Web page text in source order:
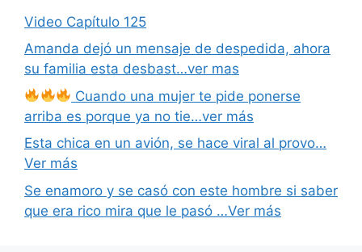
Video Capítulo 125
Amanda dejó un mensaje de despedida, ahora
su familia esta desbast…ver mas
Cuando una mujer te pide ponerse
arriba es porque ya no tie…ver más
Esta chica en un avión, se hace viral al provo…
Ver más
Se enamoro y se casó con este hombre si saber
que era rico mira que le pasó …Ver más